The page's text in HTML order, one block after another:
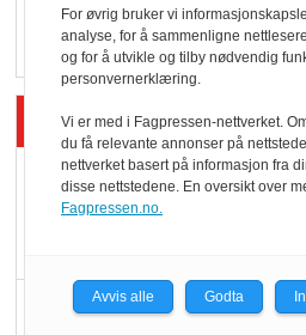
Rema i
Siste artikler - Økologisk
Marit
For øvrig bruker vi
analyse, for å sammenligne
og for å utvikle og tilby nødvendig
personvernerklæring.
Vi er med i Fagpressen-nettverket.
du få relevante annonser på
nettverket basert på informasjon fra
disse nettstedene. En oversikt over
Fagpressen.no.
Avvis alle Godta